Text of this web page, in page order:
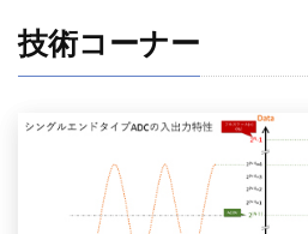
技術コーナー